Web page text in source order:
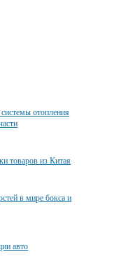
отопления
товаров из Китая
в мире бокса и
авто